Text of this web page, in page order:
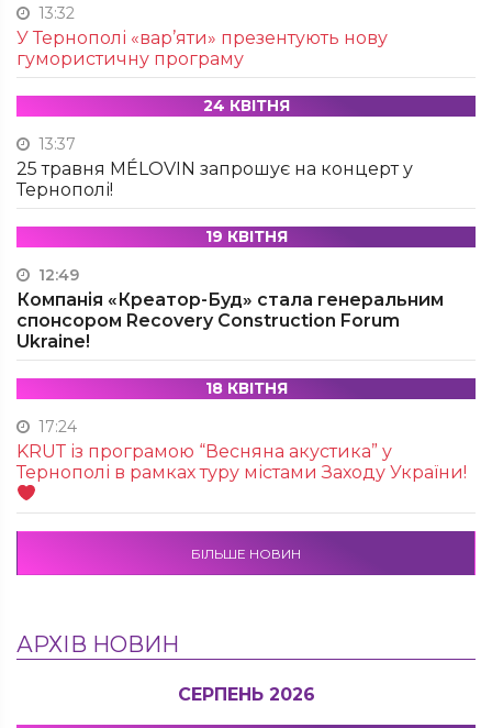
13:32
У Тернополі «вар’яти» презентують нову
гумористичну програму
24 КВІТНЯ
13:37
25 травня MÉLOVIN запрошує на концерт у
Тернополі!
19 КВІТНЯ
12:49
Компанія «Креатор-Буд» стала генеральним
спонсором Recovery Construction Forum
Ukraine!
18 КВІТНЯ
17:24
KRUТ із програмою “Весняна акустика” у
Тернополі в рамках туру містами Заходу України!
БІЛЬШЕ НОВИН
АРХІВ НОВИН
СЕРПЕНЬ 2026